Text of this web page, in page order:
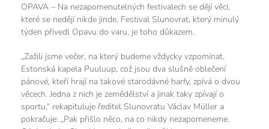
OPAVA – Na nezapomenutelných festivalech se dějí věci,
které se nedějí nikde jinde. Festival Slunovrat, který minulý
týden přivedl Opavu do varu, je toho důkazem.
„Zažili jsme večer, na který budeme vždycky vzpomínat.
Estonská kapela Puuluup, což jsou dva slušně oblečení
pánové, kteří hrají na takové starodávné harfy, zpívá o dvou
věcech. Jedna z nich je zemědělství a jinak taky zpívají o
sportu,“ rekapituluje ředitel Slunovratu Václav Müller a
pokračuje: „Pak přišlo něco, na co nikdy nezapomeneme.